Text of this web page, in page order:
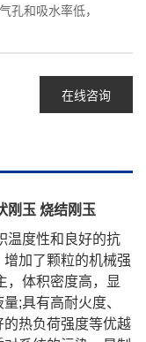
孔和吸水率低，
在线咨询
刚玉 烧结刚玉
温度性和良好的抗
加了颗粒的机械强
，体积密度高，显
;具有高耐火度、
的热负荷强度等优越